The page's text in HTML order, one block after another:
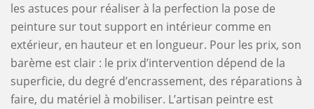
les astuces pour réaliser à la perfection la pose de
peinture sur tout support en intérieur comme en
extérieur, en hauteur et en longueur. Pour les prix, son
barème est clair : le prix d’intervention dépend de la
superficie, du degré d’encrassement, des réparations à
faire, du matériel à mobiliser. L’artisan peintre est